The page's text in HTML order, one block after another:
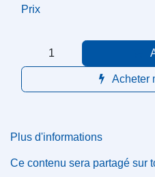
Acheter
Prix
Plus d'informations
Ce contenu sera partagé